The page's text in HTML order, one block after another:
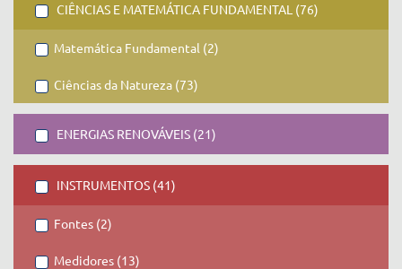
CIÊNCIAS E MATEMÁTICA FUNDAMENTAL (76)
Matemática Fundamental (2)
Ciências da Natureza (73)
ENERGIAS RENOVÁVEIS (21)
INSTRUMENTOS (41)
Fontes (2)
Medidores (13)